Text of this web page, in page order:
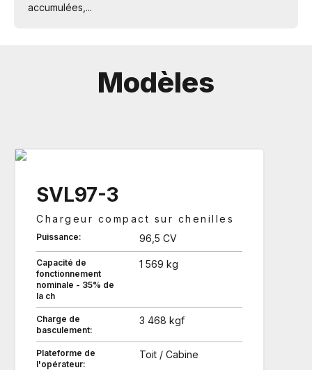
accumulées,...
Modèles
SVL97-3
Chargeur compact sur chenilles
Puissance: 96,5 CV
Capacité de
fonctionnement
nominale - 35% de
la ch
1 569 kg
Charge de
basculement:
3 468 kgf
Plateforme de
l'opérateur:
Toit / Cabine